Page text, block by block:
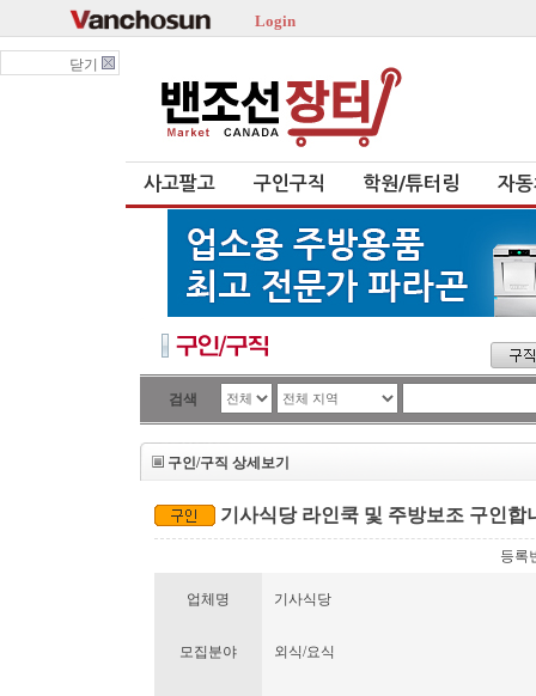
Login
닫기
사고팔고 구인구직 학원/튜터링 자
검색
구인/구직 상세보기
기사식당 라인쿡 및 주방보조 구인합
등록
업체명 기사식당
모집분야 외식/요식